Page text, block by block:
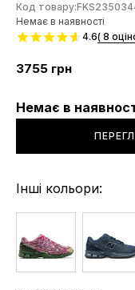
Код товару:
Немає в наявності
4.6( 8
3755 грн
Немає в
Інші кольори: